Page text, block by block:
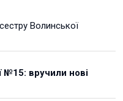
Волинської
№15: вручили нові